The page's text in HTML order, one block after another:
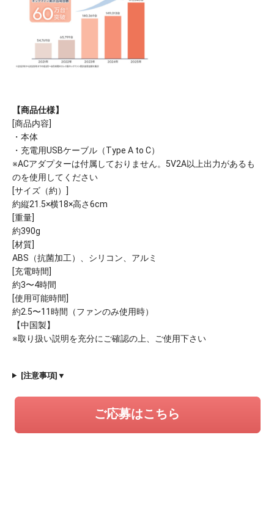
【商品仕様】
[商品内容]
・本体
・充電用USBケーブル（Type A to C）
※ACアダプターは付属しておりません。5V2A以上出力があるも
のを使用してください
[サイズ（約）]
約縦21.5×横18×高さ6cm
[重量]
約390g
[材質]
ABS（抗菌加工）、シリコン、アルミ
[充電時間]
約3〜4時間
[使用可能時間]
約2.5〜11時間（ファンのみ使用時）
【中国製】
※取り扱い説明を充分にご確認の上、ご使用下さい
[注意事項]▼
ご応募はこちら